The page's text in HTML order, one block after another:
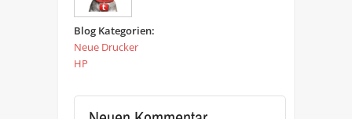
Blog Kategorien:
Neue Drucker
HP